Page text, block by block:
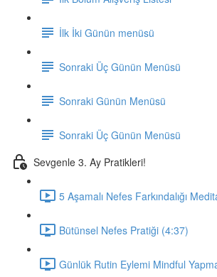
İlk İki Günün menüsü
Sonraki Üç Günün Menüsü
Sonraki Günün Menüsü
Sonraki Üç Günün Menüsü
Sevgenle 3. Ay Pratikleri!
5 Aşamalı Nefes Farkındalığı
Bütünsel Nefes Pratiği (4:37)
Günlük Rutin Eylemi Mindful